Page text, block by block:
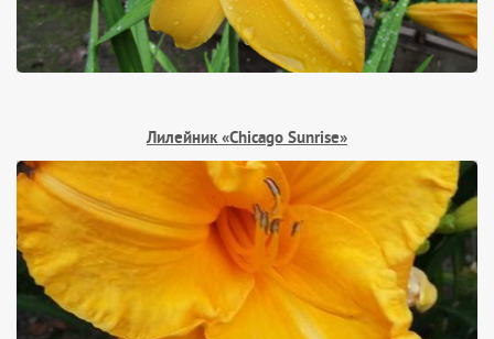
Лилейник «Chicago Sunrise»